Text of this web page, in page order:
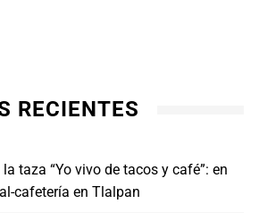
RECIENTES
taza “Yo vivo de tacos y café”: en
cafetería en Tlalpan